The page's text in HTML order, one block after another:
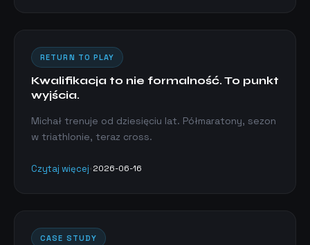
RETURN TO PLAY
Kwalifikacja to nie formalność. To punkt
wyjścia.
Michał trenuje od dziesięciu lat. Półmaratony, sezon
w triathlonie, teraz cross.
Czytaj więcej•2026-06-16
CASE STUDY